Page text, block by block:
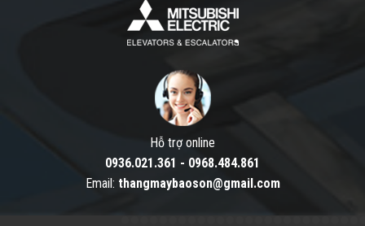
Hỗ trợ online
0936.021.361 - 0968.484.861
Email: thangmaybaoson@gmail.com